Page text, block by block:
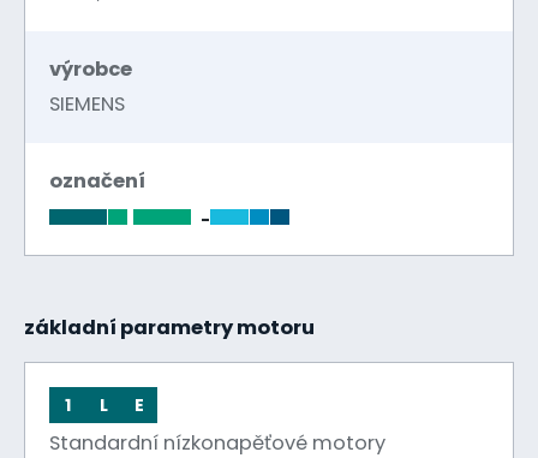
výrobce
SIEMENS
označení
-
základní parametry motoru
1 L E
Standardní nízkonapěťové motory